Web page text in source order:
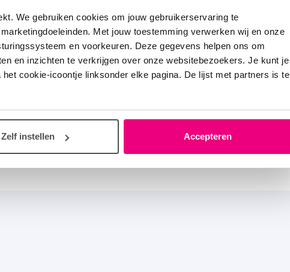
We gebruiken cookies om jouw gebruikerservaring te
Met jouw toestemming verwerken wij en onze
en voorkeuren. Deze gegevens helpen ons om
en inzichten te verkrijgen over onze websitebezoekers. Je kunt je
cookie-icoontje linksonder elke pagina. De lijst met partners is te
Zelf instellen Accepteren
2 of hoger krijgen vanaf 1 januari
vergoed
zorgverlener bepaalt samen met de
er nodig zijn. Dit doet de
voor jou betekent? Neem dan
of zorgverzekeraar.